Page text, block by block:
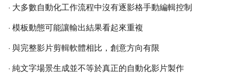
· 大多數自動化工作流程中沒有逐影格手動編輯控制
· 模板動態可能讓輸出結果看起來重複
· 與完整影片剪輯軟體相比，創意方向有限
· 純文字場景生成並不等於真正的自動化影片製作